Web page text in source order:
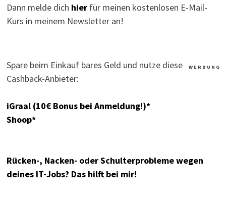
Dann melde dich hierfür meinen kostenlosen E-Mail-
Kurs in meinem Newsletter an!
W E R B U N G
Spare beim Einkauf bares Geld und nutze diese
Cashback-Anbieter:
iGraal (10€ Bonus bei Anmeldung!)*
Shoop*
Rücken-, Nacken- oder Schulterprobleme wegen
deines IT-Jobs? Das hilft bei mir!